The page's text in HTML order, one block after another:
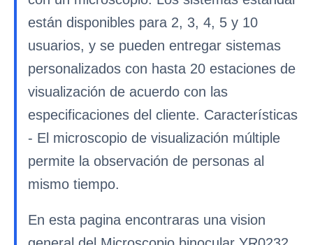
están disponibles para 2, 3, 4, 5 y 10
usuarios, y se pueden entregar sistemas
personalizados con hasta 20 estaciones de
visualización de acuerdo con las
especificaciones del cliente. Características
- El microscopio de visualización múltiple
permite la observación de personas al
mismo tiempo.
En esta pagina encontraras una vision